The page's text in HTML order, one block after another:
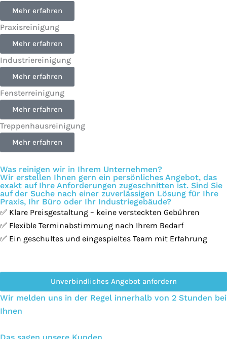
Mehr erfahren
Praxisreinigung
Mehr erfahren
Industriereinigung
Mehr erfahren
Fensterreinigung
Mehr erfahren
Treppenhausreinigung
Mehr erfahren
Was reinigen wir in Ihrem Unternehmen?
Wir erstellen Ihnen gern ein persönliches Angebot, das
exakt auf Ihre Anforderungen zugeschnitten ist. Sind Sie
auf der Suche nach einer zuverlässigen Lösung für Ihre
Praxis, Ihr Büro oder Ihr Industriegebäude?
✅ Klare Preisgestaltung – keine versteckten Gebühren
✅ Flexible Terminabstimmung nach Ihrem Bedarf
✅ Ein geschultes und eingespieltes Team mit Erfahrung
Unverbindliches Angebot anfordern
Wir melden uns in der Regel innerhalb von 2 Stunden bei
Ihnen
Das sagen unsere Kunden